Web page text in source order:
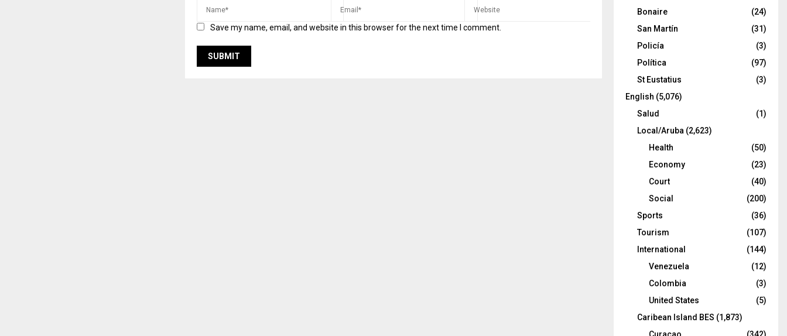
Save my name, email, and website in this browser for the next time I comment.
Bonaire
(24)
San Martín
(31)
Policía
(3)
Política
(97)
St Eustatius
(3)
English (5,076)
Salud
(1)
Local/Aruba (2,623)
Health
(50)
Economy
(23)
Court
(40)
Social
(200)
Sports
(36)
Tourism
(107)
International
(144)
Venezuela
(12)
Colombia
(3)
United States
(5)
Caribean Island BES (1,873)
Curacao
(342)